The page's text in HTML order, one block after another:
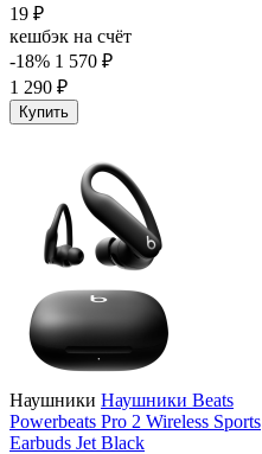
19 ₽
кешбэк на счёт
-18% 1 570 ₽
1 290 ₽
Купить
Наушники Наушники Beats
Powerbeats Pro 2 Wireless Sports
Earbuds Jet Black